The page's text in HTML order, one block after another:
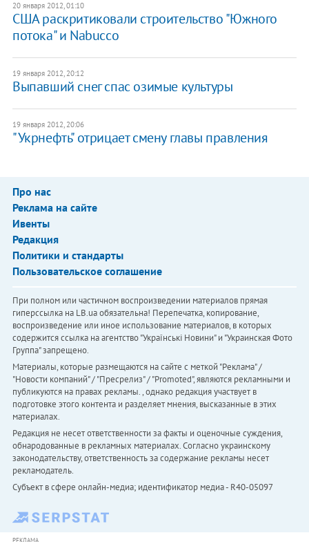
20 января 2012, 01:10
США раскритиковали строительство "Южного
потока" и Nabucco
19 января 2012, 20:12
Выпавший снег спас озимые культуры
19 января 2012, 20:06
"Укрнефть" отрицает смену главы правления
Про нас
Реклама на сайте
Ивенты
Редакция
Политики и стандарты
Пользовательское соглашение
При полном или частичном воспроизведении материалов прямая
гиперссылка на LB.ua обязательна! Перепечатка, копирование,
воспроизведение или иное использование материалов, в которых
содержится ссылка на агентство "Українськi Новини" и "Украинская Фото
Группа" запрещено.
Материалы, которые размещаются на сайте с меткой "Реклама" /
"Новости компаний" / "Пресрелиз" / "Promoted", являются рекламными и
публикуются на правах рекламы. , однако редакция участвует в
подготовке этого контента и разделяет мнения, высказанные в этих
материалах.
Редакция не несет ответственности за факты и оценочные суждения,
обнародованные в рекламных материалах. Согласно украинскому
законодательству, ответственность за содержание рекламы несет
рекламодатель.
Субъект в сфере онлайн-медиа; идентификатор медиа - R40-05097
РЕКЛАМА